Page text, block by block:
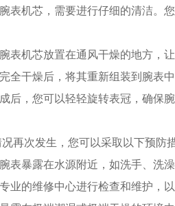
机芯，需要进行仔细的清洁。
机芯放置在通风干燥的地方，让
干燥后，将其重新组装到腕表中
，您可以轻轻旋转表冠，确保腕
次发生，您可以采取以下预防措
暴露在水源附近，如洗手、洗澡
的维修中心进行检查和维护，以